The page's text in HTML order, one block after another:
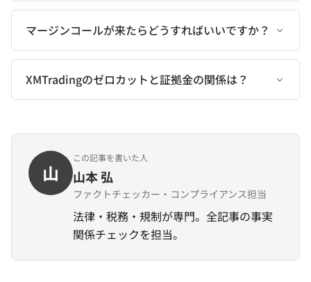
マージンコールが来たらどうすればいいですか？
XMTradingのゼロカットと証拠金の関係は？
山
この記事を書いた人
山本 弘
ファクトチェッカー・コンプライアンス担当
法律・税務・規制が専門。全記事の事実
関係チェックを担当。